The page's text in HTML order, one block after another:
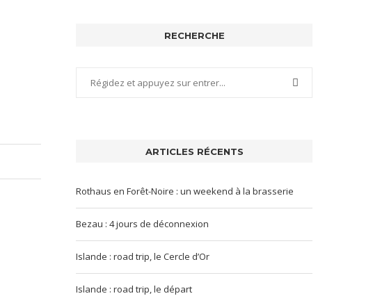
RECHERCHE
ARTICLES RÉCENTS
Rothaus en Forêt-Noire : un weekend à la brasserie
Bezau : 4 jours de déconnexion
Islande : road trip, le Cercle d’Or
Islande : road trip, le départ